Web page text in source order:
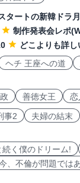
タートの新韓ドラ
制作発表会レポ
どこよりも詳
ヘチ 王座への道
善徳女王 恋
事2 夫婦の結末
続く僕のドリーム!
、不倫が問題では